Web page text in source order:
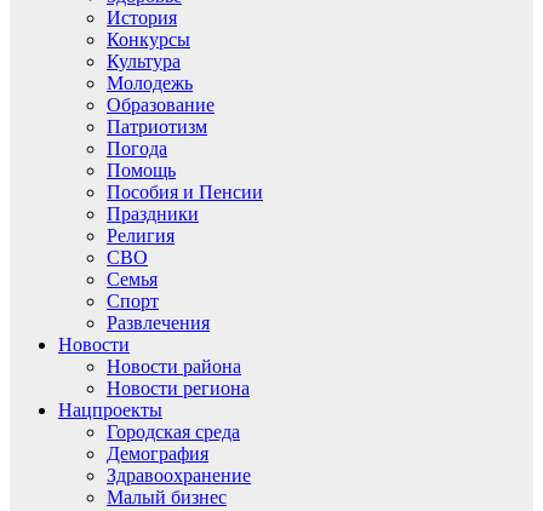
История
Конкурсы
Культура
Молодежь
Образование
Патриотизм
Погода
Помощь
Пособия и Пенсии
Праздники
Религия
СВО
Семья
Спорт
Развлечения
Новости
Новости района
Новости региона
Нацпроекты
Городская среда
Демография
Здравоохранение
Малый бизнес